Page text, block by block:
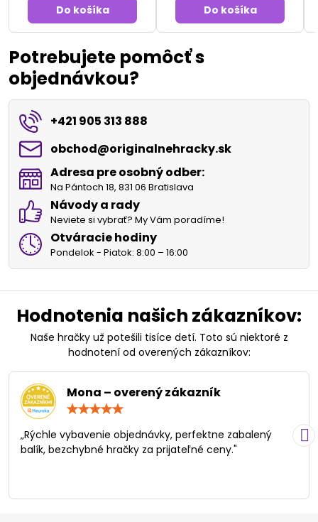
Do košíka Do košíka
Potrebujete pomôcť s
objednávkou?
+421 905 313 888
obchod​@originalnehracky​.sk
Adresa pre osobný odber:
Na Pántoch 18, 831 06 Bratislava
Návody a rady
Neviete si vybrať? My Vám poradíme!
Otváracie hodiny
Pondelok - Piatok: 8:00 – 16:00
Hodnotenia našich zákazníkov:
Naše hračky už potešili tisíce detí. Toto sú niektoré z
hodnotení od overených zákazníkov:
Mona – overený zákazník
/
5
„Rýchle vybavenie objednávky, perfektne zabalený
balík, bezchybné hračky za prijateľné ceny."